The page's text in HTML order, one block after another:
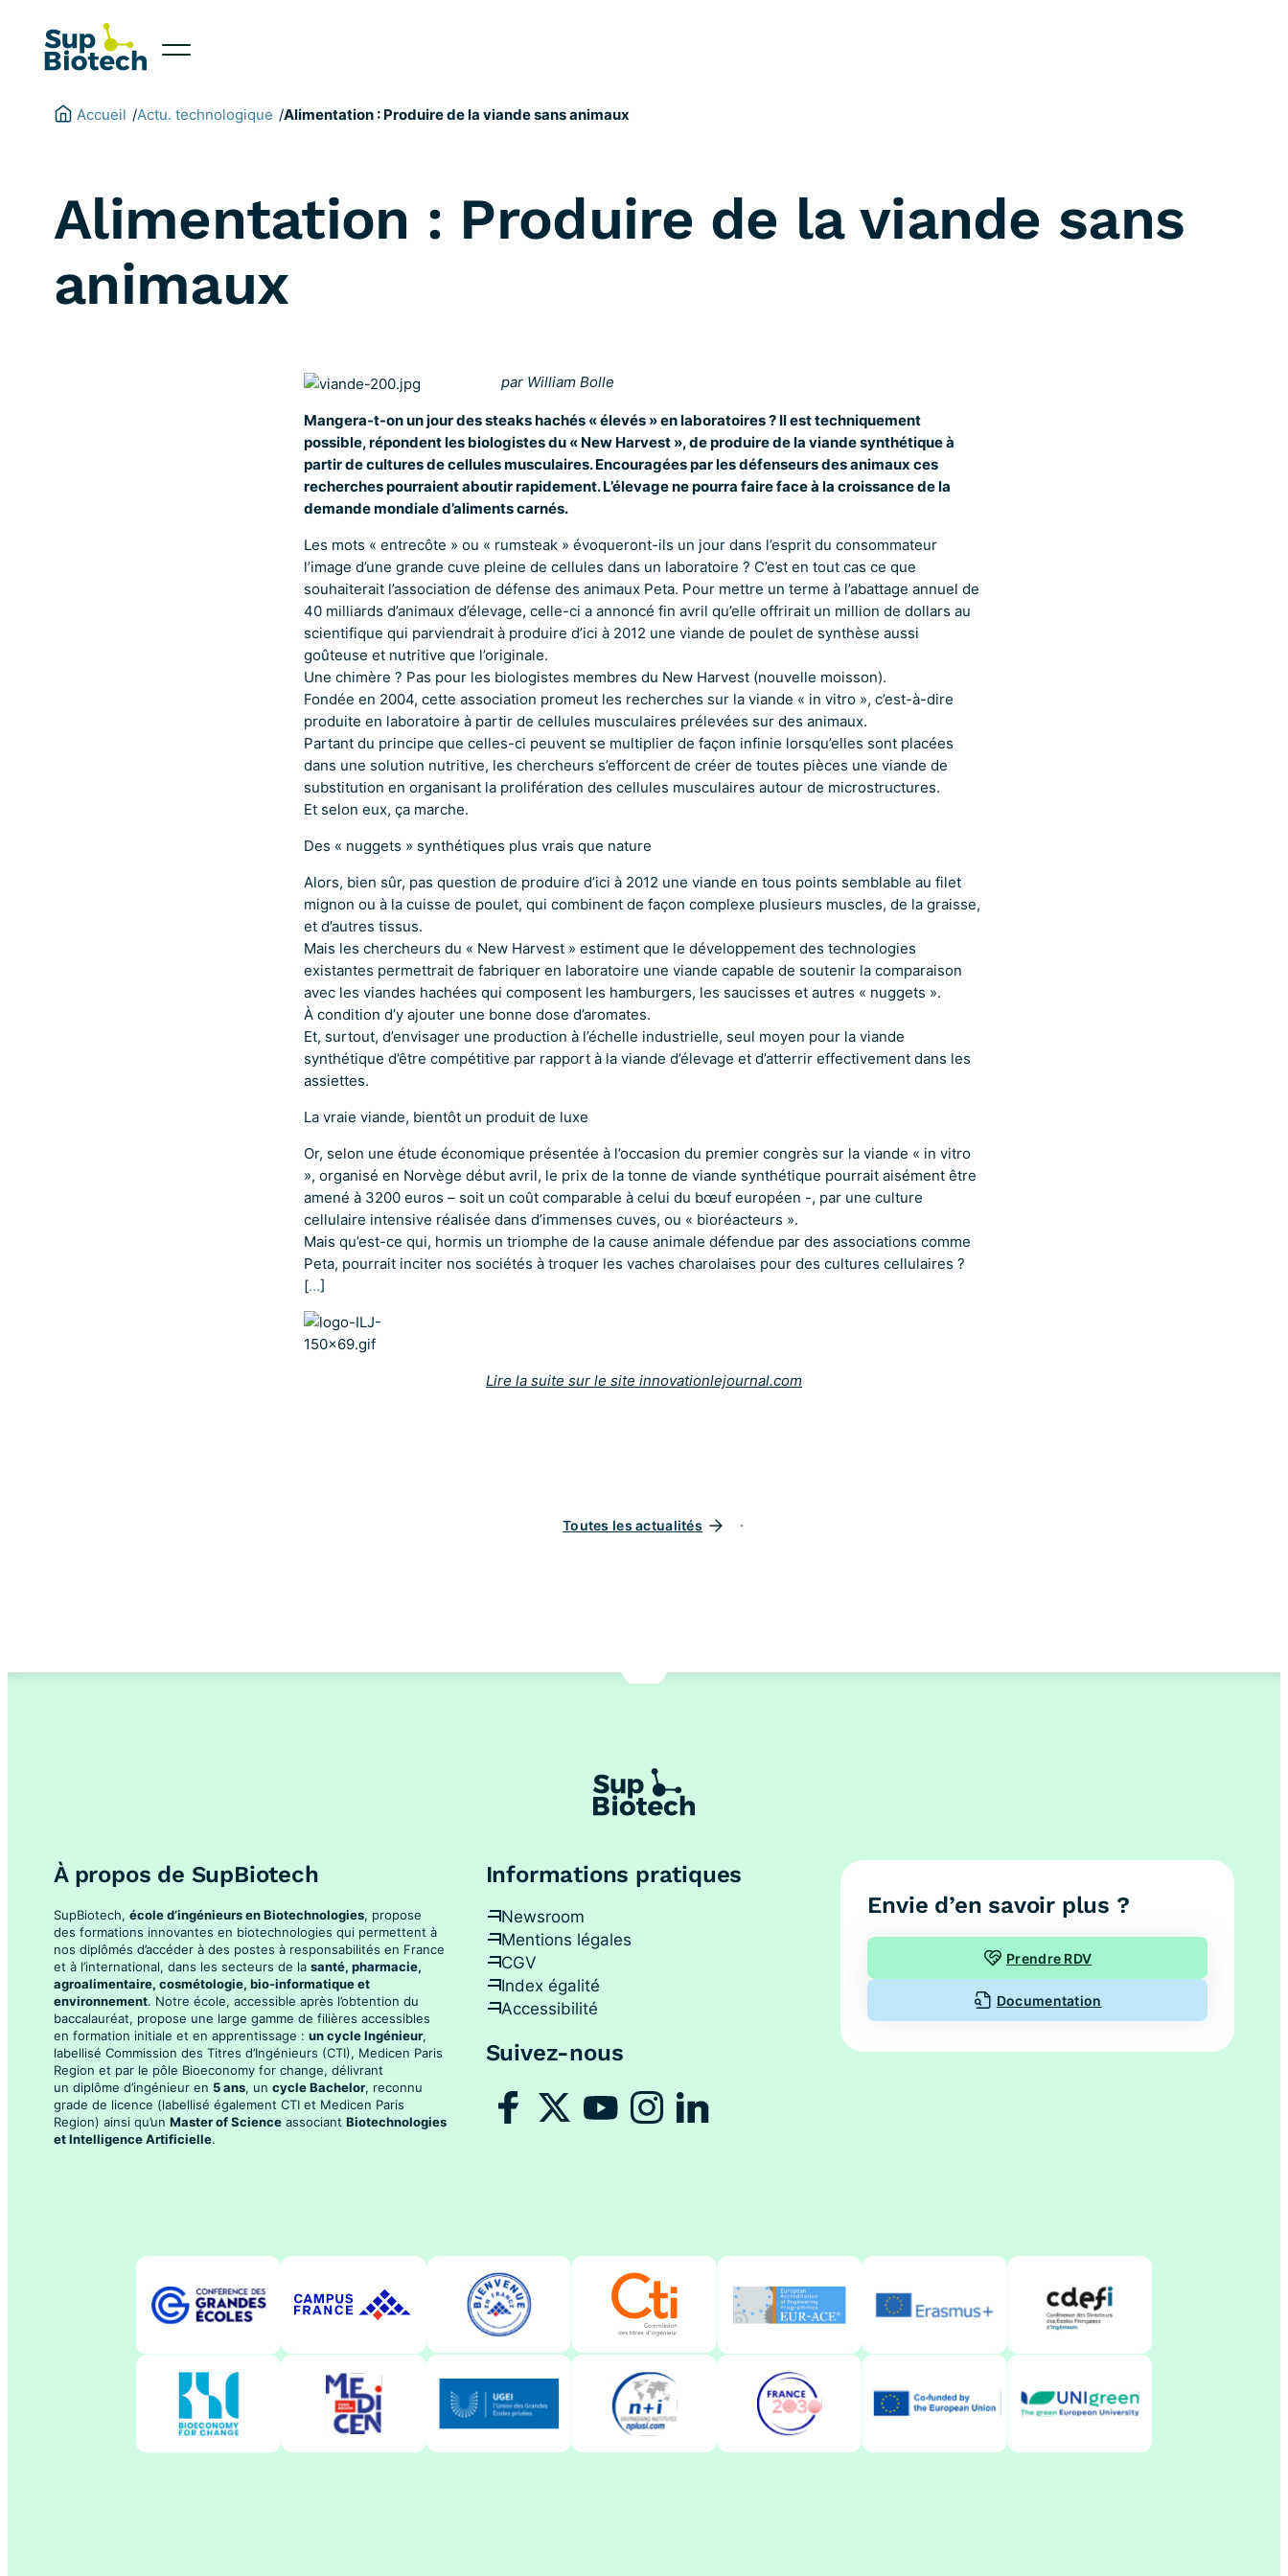
contenu
Accueil /Actu. technologique /Alimentation : Produire de la viande sans animaux
Alimentation : Produire de la viande sans
animaux
par William Bolle
Mangera-t-on un jour des steaks hachés « élevés » en laboratoires ? Il est techniquement
possible, répondent les biologistes du « New Harvest », de produire de la viande synthétique à
partir de cultures de cellules musculaires. Encouragées par les défenseurs des animaux ces
recherches pourraient aboutir rapidement. L’élevage nepourra faire face à la croissance de la
demande mondiale d’aliments carnés.
Les mots « entrecôte » ou « rumsteak » évoqueront-ils un jour dans l’esprit du consommateur
l’image d’une grande cuve pleine de cellules dans un laboratoire ? C’est en tout cas ce que
souhaiterait l’association de défense des animaux Peta. Pour mettre un terme à l’abattage annuel de
40 milliards d’animaux d’élevage, celle-ci a annoncé fin avril qu’elle offrirait un million de dollars au
scientifique qui parviendrait à produire d’ici à 2012 une viande de poulet de synthèse aussi
goûteuse et nutritive que l’originale.
Une chimère ? Pas pour les biologistes membres du New Harvest (nouvelle moisson).
Fondée en 2004, cette association promeut les recherches sur la viande « in vitro », c’est-à-dire
produite en laboratoire à partir de cellules musculaires prélevées sur des animaux.
Partant du principe que celles-ci peuvent se multiplier de façon infinie lorsqu’elles sont placées
dans une solution nutritive, les chercheurs s’efforcent de créer de toutes pièces une viande de
substitution en organisant la prolifération des cellules musculaires autour de microstructures.
Et selon eux, ça marche.
Des « nuggets » synthétiques plus vrais que nature
Alors, bien sûr, pas question de produire d’ici à 2012 une viande en tous points semblable au filet
mignon ou à la cuisse de poulet, qui combinent de façon complexe plusieurs muscles, de la graisse,
et d’autres tissus.
Mais les chercheurs du « New Harvest » estiment que le développement des technologies
existantes permettrait de fabriquer en laboratoire une viande capable de soutenir la comparaison
avec les viandes hachées qui composent les hamburgers, les saucisses et autres « nuggets ».
À condition d’y ajouter une bonne dose d’aromates.
Et, surtout, d’envisager une production à l’échelle industrielle, seul moyen pour la viande
synthétique d’être compétitive par rapport à la viande d’élevage et d’atterrir effectivement dans les
assiettes.
La vraie viande, bientôt un produit de luxe
Or, selon une étude économique présentée à l’occasion du premier congrès sur la viande « in vitro
», organisé en Norvège début avril, le prix de la tonne de viande synthétique pourrait aisément être
amené à 3200 euros – soit un coût comparable à celui du bœuf européen -, par une culture
cellulaire intensive réalisée dans d’immenses cuves, ou « bioréacteurs ».
Mais qu’est-ce qui, hormis un triomphe de la cause animale défendue par des associations comme
Peta, pourrait inciter nos sociétés à troquer les vaches charolaises pour des cultures cellulaires ?
[…]
Lire la suite sur le site innovationlejournal.com
Toutes les actualités
À propos de SupBiotech
SupBiotech, école d’ingénieurs en Biotechnologies, propose
des formations innovantes en biotechnologies qui permettent à
nos diplômés d’accéder à des postes à responsabilités en France
et à l’international, dans les secteurs de la santé, pharmacie,
agroalimentaire, cosmétologie, bio-informatique et
environnement. Notre école, accessible après l’obtention du
baccalauréat, propose une large gamme de filières accessibles
en formation initiale et en apprentissage : un cycle Ingénieur,
labellisé Commission des Titres d’Ingénieurs (CTI), Medicen Paris
Region et par le pôle Bioeconomy for change, délivrant
un diplôme d’ingénieur en 5 ans, un cycle Bachelor, reconnu
grade de licence (labellisé également CTI et Medicen Paris
Region) ainsi qu’un Master of Science associant Biotechnologies
et Intelligence Artificielle.
Informations pratiques
Newsroom
Mentions légales
CGV
Index égalité
Accessibilité
Suivez-nous
Envie d’en savoir plus ?
Prendre RDV
Documentation